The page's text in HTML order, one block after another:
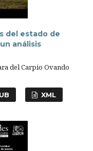
del estado de
análisis
del Carpio Ovando
XML